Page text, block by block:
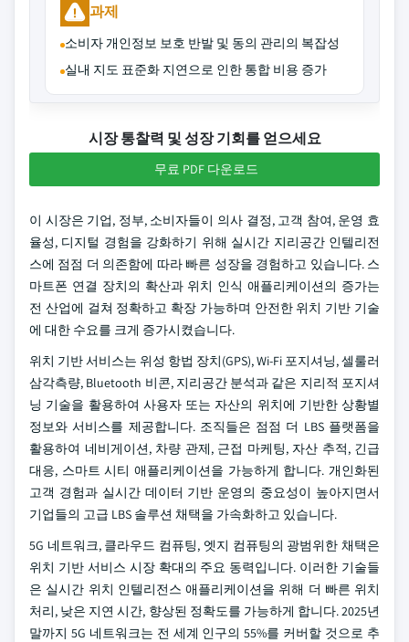
과제
소비자 개인정보 보호 반발 및 동의 관리의 복잡성
실내 지도 표준화 지연으로 인한 통합 비용 증가
시장 통찰력 및 성장 기회를 얻으세요
무료 PDF 다운로드
이 시장은 기업, 정부, 소비자들이 의사 결정, 고객 참여, 운영 효
율성, 디지털 경험을 강화하기 위해 실시간 지리공간 인텔리전
스에 점점 더 의존함에 따라 빠른 성장을 경험하고 있습니다. 스
마트폰 연결 장치의 확산과 위치 인식 애플리케이션의 증가는
전 산업에 걸쳐 정확하고 확장 가능하며 안전한 위치 기반 기술
에 대한 수요를 크게 증가시켰습니다.
위치 기반 서비스는 위성 항법 장치(GPS), Wi-Fi 포지셔닝, 셀룰러
삼각측량, Bluetooth 비콘, 지리공간 분석과 같은 지리적 포지셔
닝 기술을 활용하여 사용자 또는 자산의 위치에 기반한 상황별
정보와 서비스를 제공합니다. 조직들은 점점 더 LBS 플랫폼을
활용하여 네비게이션, 차량 관제, 근접 마케팅, 자산 추적, 긴급
대응, 스마트 시티 애플리케이션을 가능하게 합니다. 개인화된
고객 경험과 실시간 데이터 기반 운영의 중요성이 높아지면서
기업들의 고급 LBS 솔루션 채택을 가속화하고 있습니다.
5G 네트워크, 클라우드 컴퓨팅, 엣지 컴퓨팅의 광범위한 채택은
위치 기반 서비스 시장 확대의 주요 동력입니다. 이러한 기술들
은 실시간 위치 인텔리전스 애플리케이션을 위해 더 빠른 위치
처리, 낮은 지연 시간, 향상된 정확도를 가능하게 합니다. 2025년
말까지 5G 네트워크는 전 세계 인구의 55%를 커버할 것으로 추